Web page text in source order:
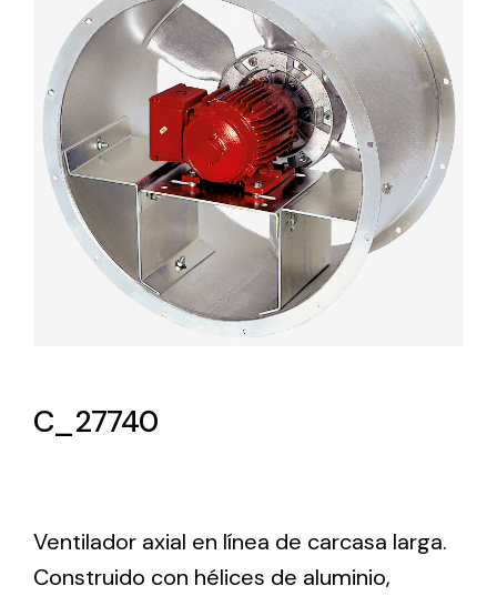
Lighting and Electrical
Equipment
Complete solutions in lighting and electrical
material for each project and need
Ventilation
C_27740
Ventilador axial en línea de carcasa larga.
Construido con hélices de aluminio,